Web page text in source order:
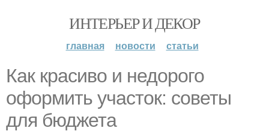
ИНТЕРЬЕР И ДЕКОР
главная новости статьи
Как красиво и недорого
оформить участок: советы
для бюджета